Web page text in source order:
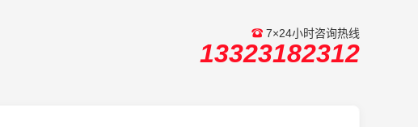
7×24小时咨询热线
13323182312